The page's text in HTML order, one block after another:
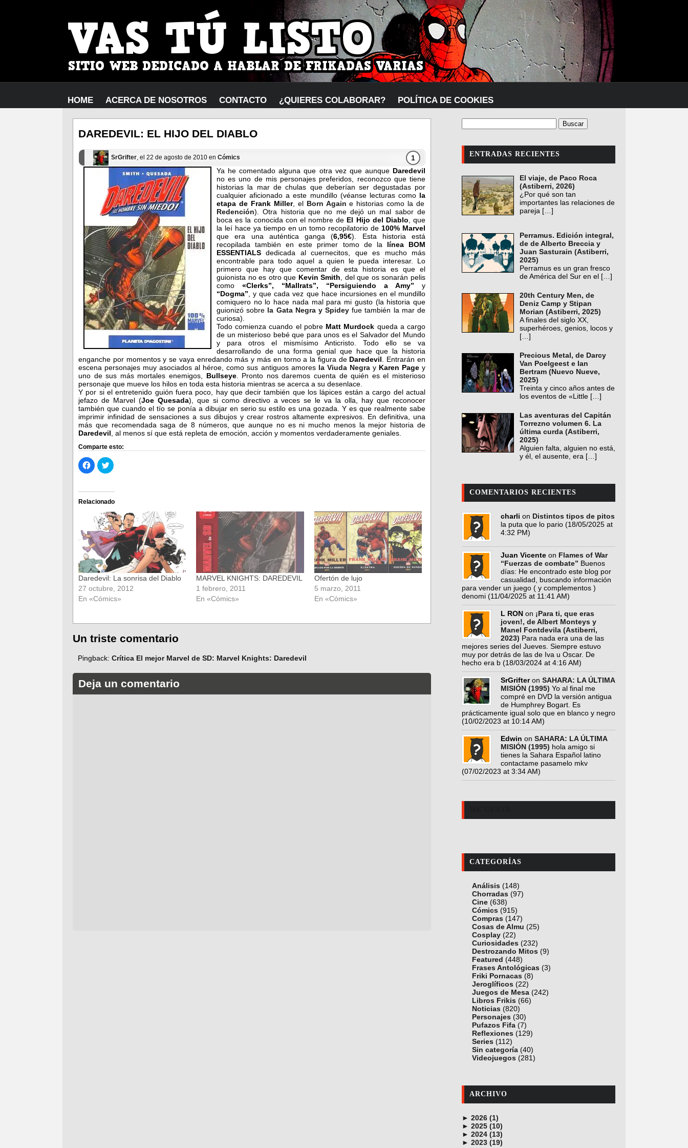
HOME ACERCA DE NOSOTROS CONTACTO ¿QUIERES COLABORAR? POLÍTICA DE COOKIES
DAREDEVIL: EL HIJO DEL DIABLO
SrGrifter, el 22 de agosto de 2010 en Cómics
1
Ya he comentado alguna que otra vez que aunque Daredevil
no es uno de mis personajes preferidos, reconozco que tiene
historias la mar de chulas que deberían ser degustadas por
cualquier aficionado a este mundillo (véanse lecturas como la
etapa de Frank Miller, el Born Again e historias como la de
Redención). Otra historia que no me dejó un mal sabor de
boca es la conocida con el nombre de El Hijo del Diablo , que
la leí hace ya tiempo en un tomo recopilatorio de 100% Marvel
que era una auténtica ganga (6,95€). Esta historia está
recopilada también en este primer tomo de la línea BOM
ESSENTIALS dedicada al cuernecitos, que es mucho más
encontrable para todo aquel a quien le pueda interesar. Lo
primero que hay que comentar de esta historia es que el
guionista no es otro que Kevin Smith , del que os sonarán pelis
como «Clerks”, “Mallrats”, “Persiguiendo a Amy” y
“Dogma” , y que cada vez que hace incursiones en el mundillo
comiquero no lo hace nada mal para mi gusto (la historia que
guionizó sobre la Gata Negra y Spidey fue también la mar de
curiosa).
Todo comienza cuando el pobre Matt Murdock queda a cargo
de un misterioso bebé que para unos es el Salvador del Mundo
y para otros el mismísimo Anticristo. Todo ello se va
desarrollando de una forma genial que hace que la historia
enganche por momentos y se vaya enredando más y más en torno a la figura de Daredevil . Entrarán en
escena personajes muy asociados al héroe, como sus antiguos amores la Viuda Negray Karen Pagey
uno de sus más mortales enemigos, Bullseye. Pronto nos daremos cuenta de quién es el misterioso
personaje que mueve los hilos en toda esta historia mientras se acerca a su desenlace.
Y por si el entretenido guión fuera poco, hay que decir también que los lápices están a cargo del actual
jefazo de Marvel (Joe Quesada), que si como directivo a veces se le va la olla, hay que reconocer
también que cuando el tío se ponía a dibujar en serio su estilo es una gozada. Y es que realmente sabe
imprimir infinidad de sensaciones a sus dibujos y crear rostros altamente expresivos. En definitiva, una
más que recomendada saga de 8 números, que aunque no es ni mucho menos la mejor historia de
Daredevil , al menos sí que está repleta de emoción, acción y momentos verdaderamente geniales.
Comparte esto:
Haz
clic
para
Facebook
(Se
abre
una
ventana
nueva)
Haz
clic
Twitter
(Se
abre
en
una
ventana
nueva)
Relacionado
Daredevil: La sonrisa del Diablo
27 octubre, 2012
En «Cómics»
MARVEL KNIGHTS: DAREDEVIL
1 febrero, 2011
En «Cómics»
Ofertón de lujo
5 marzo, 2011
En «Cómics»
Un triste comentario
Pingback: Crítica El mejor Marvel de SD: Marvel Knights: Daredevil
Deja un comentario
ENTRADAS RECIENTES
El viaje, de Paco Roca
(Astiberri, 2026)
¿Por qué son tan
importantes las relaciones de
pareja […]
Perramus. Edición integral,
de de Alberto Breccia y
Juan Sasturain (Astiberri,
2025)
Perramus es un gran fresco
de América del Sur en el […]
20th Century Men, de
Deniz Camp y Stipan
Morian (Astiberri, 2025)
A finales del siglo XX,
superhéroes, genios, locos y
[…]
Precious Metal, de Darcy
Van Poelgeest e Ian
Bertram (Nuevo Nueve,
2025)
Treinta y cinco años antes de
los eventos de «Little […]
Las aventuras del Capitán
Torrezno volumen 6. La
última curda (Astiberri,
2025)
Alguien falta, alguien no está,
y él, el ausente, era […]
COMENTARIOS RECIENTES
charli on Distintos tipos de pitos
la puta que lo pario (18/05/2025 at
4:32 PM)
Juan Vicente on Flames of War
“Fuerzas de combate” Buenos
días: He encontrado este blog por
casualidad, buscando información
para vender un juego ( y complementos )
denomi (11/04/2025 at 11:41 AM)
L RON on ¡Para ti, que eras
joven!, de Albert Monteys y
Manel Fontdevila (Astiberri,
2023) Para nada era una de las
mejores series del Jueves. Siempre estuvo
muy por detrás de las de Iva u Oscar. De
hecho era b (18/03/2024 at 4:16 AM)
SrGrifteron SAHARA: LA ÚLTIMA
MISIÓN (1995) Yo al final me
compré en DVD la versión antigua
de Humphrey Bogart. Es
prácticamente igual solo que en blanco y negro
(10/02/2023 at 10:14 AM)
Edwin on SAHARA: LA ÚLTIMA
MISIÓN (1995) hola amigo si
tienes la Sahara Español latino
contactame pasamelo mkv
(07/02/2023 at 3:34 AM)
CATEGORÍAS
Análisis (148)
Chorradas (97)
Cine (638)
Cómics (915)
Compras (147)
Cosas de Almu (25)
Cosplay (22)
Curiosidades (232)
Destrozando Mitos (9)
Featured (448)
Frases Antológicas (3)
Friki Pornacas (8)
Jeroglíficos (22)
Juegos de Mesa (242)
Libros Frikis (66)
Noticias (820)
Personajes (30)
Pufazos Fifa (7)
Reflexiones (129)
Series (112)
Sin categoría (40)
Videojuegos (281)
ARCHIVO
► 2026 (1)
junio (1)
► 2025 (10)
noviembre (1)
octubre (1)
► 2024 (13)
diciembre (4)
► 2023 (19)